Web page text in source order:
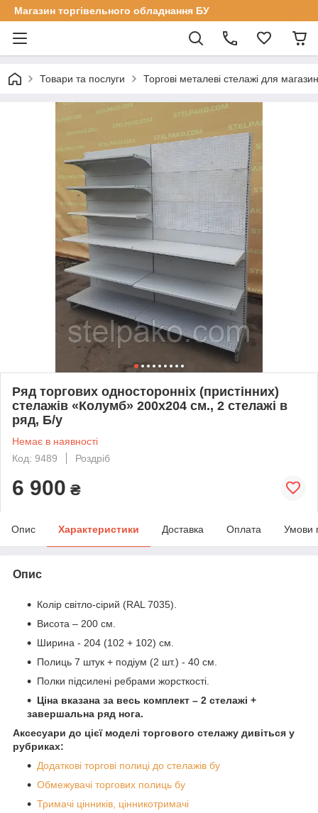
Магазин торгівельного обладнання БУ
Товари та послуги Торгові металеві стелажі для
Ряд торгових односторонніх (пристінних)
стелажів «Колумб» 200х204 см., 2 стелажі в
ряд, Б/у
Немає в наявності
Код: 9489
Роздріб
6 900 ₴
Опис Характеристики Доставка Оплата Умови
Опис
Колір світло-сірий (RAL 7035).
Висота – 200 см.
Ширина - 204 (102 + 102) см.
Полиць 7 штук + подіум (2 шт.) - 40 см.
Полки підсилені ребрами жорсткості.
Ціна вказана за весь комплект – 2 стелажі +
завершальна ряд нога.
Аксесуари до цієї моделі торгового стелажу дивіться у
рубриках:
Додаткові торгові полиці до стелажів бу
Обмежувачі торгових полиць бу
Тримачі цінників, цінникотримачі